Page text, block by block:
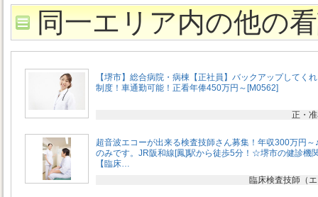
同一エリア内の他の
【堺市】総合病院・病棟【正社員】バックアップしてく
制度！車通勤可能！正看年俸450万円～[M0562]
正・
超音波エコーが出来る検査技師さん募集！年収300万円～
のみです。JR阪和線[鳳]駅から徒歩5分！☆堺市の健診機
【臨床…
臨床検査技師（